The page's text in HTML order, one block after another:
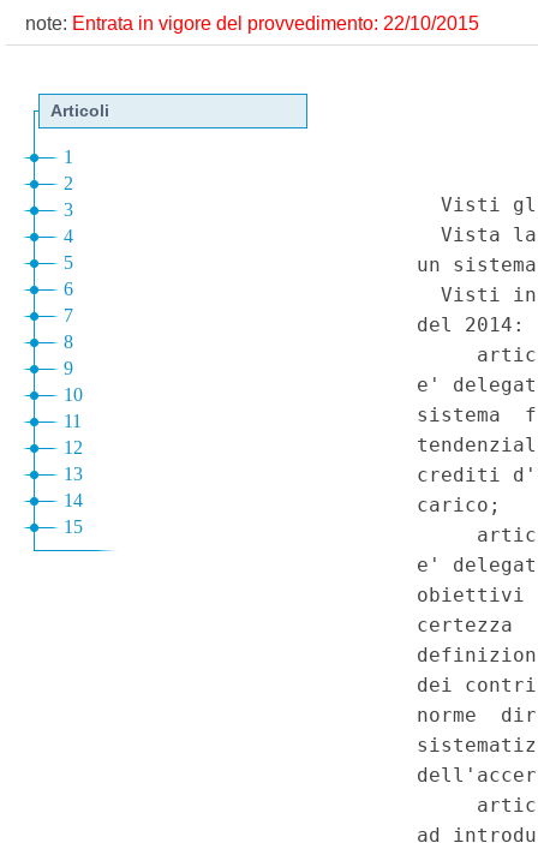
note: Entrata in vigore del provvedimento: 22/10/2015